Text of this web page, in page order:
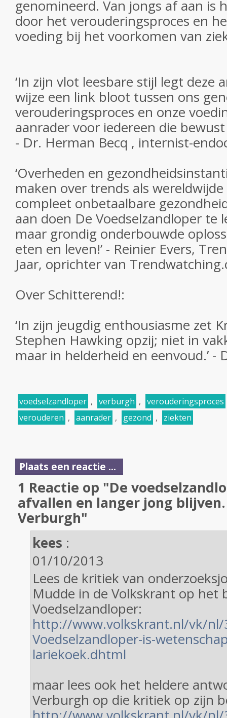
genomineerd. Van jongs af aan is
door het verouderingsproces en
voeding bij het voorkomen van
‘In zijn vlot leesbare stijl legt deze
wijze een link bloot tussen ons
verouderingsproces en onze
aanrader voor iedereen die
- Dr. Herman Becq , internist-
‘Overheden en
maken over trends als
compleet onbetaalbare
aan doen De Voedselzandloper te
maar grondig onderbouwde
eten en leven!’ - Reinier Evers,
Jaar, oprichter van
Over Schitterend!:
‘In zijn jeugdig enthousiasme zet
Stephen Hawking opzij; niet in
maar in helderheid en eenvoud.’ -
voedselzandloper , verburgh , verouderingsproces
verouderen , aanrader , gezond , ziekten
Plaats een reactie ...
1 Reactie op "De
afvallen en langer jong
Verburgh"
kees :
01/10/2013
Lees de kritiek van
Mudde in de Volkskrant op het
Voedselzandloper:
http://www.volkskrant.nl/vk/
Voedselzandloper-is-
lariekoek.dhtml
maar lees ook het heldere
Verburgh op die kritiek op zijn